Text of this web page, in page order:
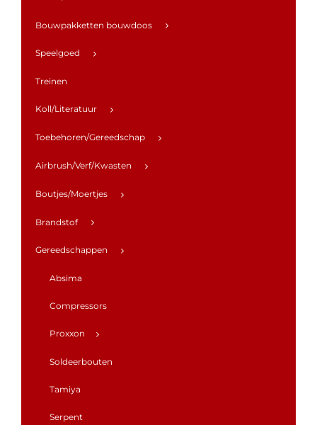
Bouwpakketten bouwdoos
Speelgoed
Treinen
Koll/Literatuur
Toebehoren/Gereedschap
Airbrush/Verf/Kwasten
Boutjes/Moertjes
Brandstof
Gereedschappen
Absima
Compressors
Proxxon
Soldeerbouten
Tamiya
Serpent